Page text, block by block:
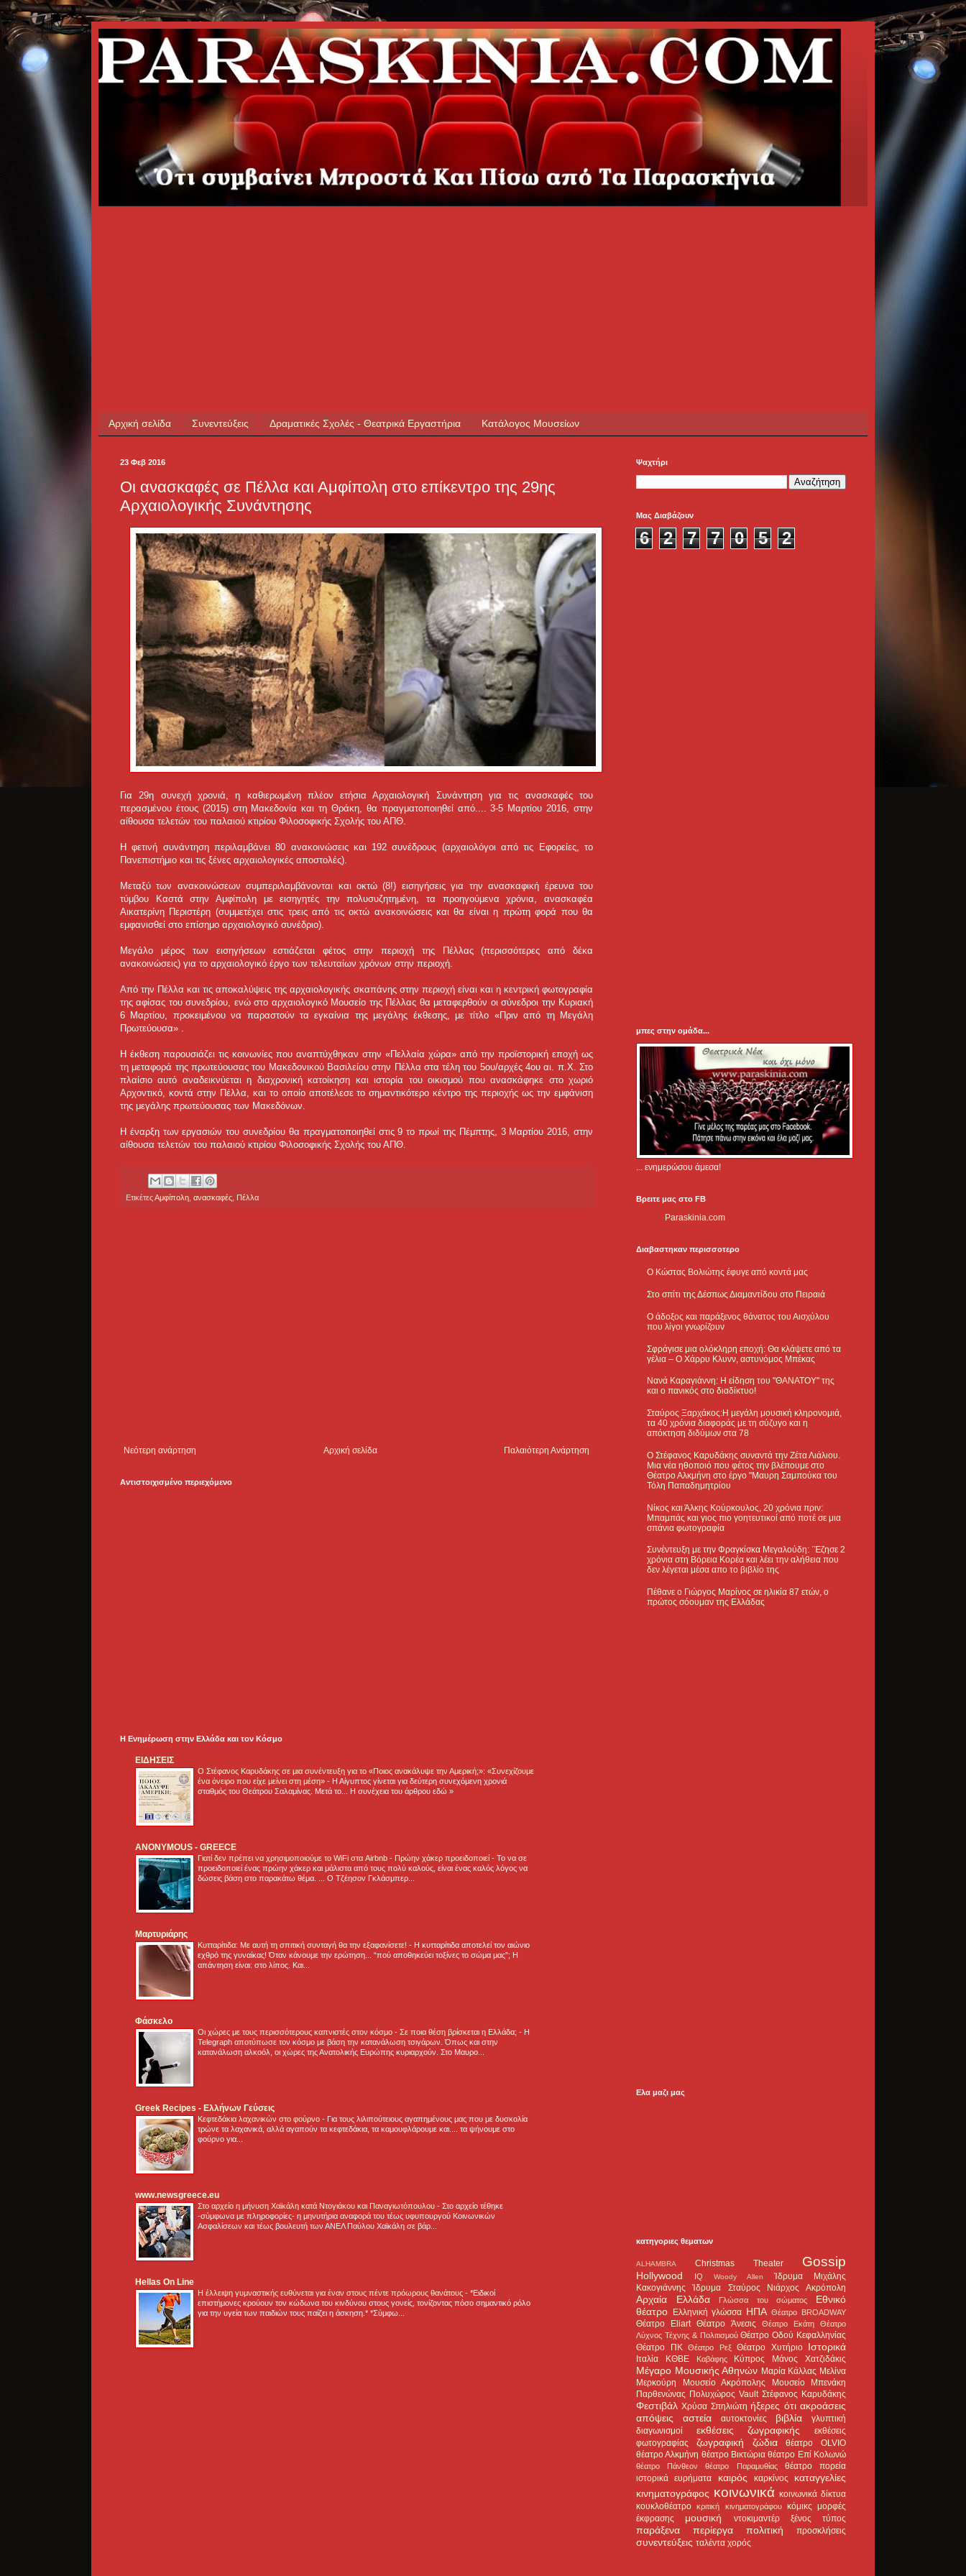
Αρχική σελίδα Συνεντεύξεις Δραματικές Σχολές - Θεατρικά Εργαστήρια Κατάλογος Μουσείων
23 Φεβ 2016
Οι ανασκαφές σε Πέλλα και Αμφίπολη στο επίκεντρο της 29ης
Αρχαιολογικής Συνάντησης
Για 29η συνεχή χρονιά, η καθιερωμένη πλέον ετήσια Αρχαιολογική Συνάντηση για τις ανασκαφές του
περασμένου έτους (2015) στη Μακεδονία και τη Θράκη, θα πραγματοποιηθεί από.... 3-5 Μαρτίου 2016, στην
αίθουσα τελετών του παλαιού κτιρίου Φιλοσοφικής Σχολής του ΑΠΘ.
Η φετινή συνάντηση περιλαμβάνει 80 ανακοινώσεις και 192 συνέδρους (αρχαιολόγοι από τις Εφορείες, το
Πανεπιστήμιο και τις ξένες αρχαιολογικές αποστολές).
Μεταξύ των ανακοινώσεων συμπεριλαμβάνονται και οκτώ (8!) εισηγήσεις για την ανασκαφική έρευνα του
τύμβου Καστά στην Αμφίπολη με εισηγητές την πολυσυζητημένη, τα προηγούμενα χρόνια, ανασκαφέα
Αικατερίνη Περιστέρη (συμμετέχει στις τρεις από τις οκτώ ανακοινώσεις και θα είναι η πρώτη φορά που θα
εμφανισθεί στο επίσημο αρχαιολογικό συνέδριο).
Μεγάλο μέρος των εισηγήσεων εστιάζεται φέτος στην περιοχή της Πέλλας (περισσότερες από δέκα
ανακοινώσεις) για το αρχαιολογικό έργο των τελευταίων χρόνων στην περιοχή.
Από την Πέλλα και τις αποκαλύψεις της αρχαιολογικής σκαπάνης στην περιοχή είναι και η κεντρική φωτογραφία
της αφίσας του συνεδρίου, ενώ στο αρχαιολογικό Μουσείο της Πέλλας θα μεταφερθούν οι σύνεδροι την Κυριακή
6 Μαρτίου, προκειμένου να παραστούν τα εγκαίνια της μεγάλης έκθεσης, με τίτλο «Πριν από τη Μεγάλη
Πρωτεύουσα» .
Η έκθεση παρουσιάζει τις κοινωνίες που αναπτύχθηκαν στην «Πελλαία χώρα» από την προϊστορική εποχή ως
τη μεταφορά της πρωτεύουσας του Μακεδονικού Βασιλείου στην Πέλλα στα τέλη του 5ου/αρχές 4ου αι. π.Χ. Στο
πλαίσιο αυτό αναδεικνύεται η διαχρονική κατοίκηση και ιστορία του οικισμού που ανασκάφηκε στο χωριό
Αρχοντικό, κοντά στην Πέλλα, και το οποίο αποτέλεσε το σημαντικότερο κέντρο της περιοχής ως την εμφάνιση
της μεγάλης πρωτεύουσας των Μακεδόνων.
Η έναρξη των εργασιών του συνεδρίου θα πραγματοποιηθεί στις 9 το πρωί της Πέμπτης, 3 Μαρτίου 2016, στην
αίθουσα τελετών του παλαιού κτιρίου Φιλοσοφικής Σχολής του ΑΠΘ.
ΕτικέτεςΑμφίπολη ανασκαφές Πέλλα
Νεότερη ανάρτηση Παλαιότερη Ανάρτηση
Αρχική σελίδα
Αντιστοιχισμένο περιεχόμενο
Η Ενημέρωση στην Ελλάδα και τoν Κόσμο
ΕΙΔΗΣΕΙΣ
Ο Στέφανος Καρυδάκης σε μια συνέντευξη για το «Ποιος ανακάλυψε την Αμερική;»: «Συνεχίζουμε
ένα όνειρο που είχε μείνει στη μέση» - Η Αίγυπτος γίνεται για δεύτερη συνεχόμενη χρονιά
σταθμός του Θεάτρου Σαλαμίνας. Μετά το... Η συνέχεια του άρθρου εδώ »
ANONYMOUS - GREECE
Γιατί δεν πρέπει να χρησιμοποιούμε το WiFi στα Airbnb - Πρώην χάκερ προειδοποιεί- Το να σε
προειδοποιεί ένας πρώην χάκερ και μάλιστα από τους πολύ καλούς, είναι ένας καλός λόγος να
δώσεις βάση στο παρακάτω θέμα. ... Ο Τζέησον Γκλάσμπερ...
Μαρτυριάρης
Κυτταρίτιδα: Με αυτή τη σπιτική συνταγή θα την εξαφανίσετε! - H κυτταρίτιδα αποτελεί τον αιώνιο
εχθρό της γυναίκας! Όταν κάνουμε την ερώτηση... “πού αποθηκεύει τοξίνες το σώμα μας”; Η
απάντηση είναι: στο λίπος. Και...
Φάσκελο
Οι χώρες με τους περισσότερους καπνιστές στον κόσμο - Σε ποια θέση βρίσκεται η Ελλάδα; - Η
Telegraph αποτύπωσε τον κόσμο με βάση την κατανάλωση τσιγάρων. Όπως και στην
κατανάλωση αλκοόλ, οι χώρες της Ανατολικής Ευρώπης κυριαρχούν. Στο Μαυρο...
Greek Recipes - Ελλήνων Γεύσεις
Κεφτεδάκια λαχανικών στο φούρνο - Για τους λιλιπούτειους αγαπημένους μας που με δυσκολία
τρώνε τα λαχανικά, αλλά αγαπούν τα κεφτεδάκια, τα καμουφλάρουμε και.... τα ψήνουμε στο
φούρνο για...
www.newsgreece.eu
Στο αρχείο η μήνυση Χαϊκάλη κατά Ντογιάκου και Παναγιωτόπουλου - Στο αρχείο τέθηκε
-σύμφωνα με πληροφορίες- η μηνυτήρια αναφορά του τέως υφυπουργού Κοινωνικών
Ασφαλίσεων και τέως βουλευτή των ΑΝΕΛ Παύλου Χαϊκάλη σε βάρ...
Hellas On Line
Η έλλειψη γυμναστικής ευθύνεται για έναν στους πέντε πρόωρους θανάτους - *Ειδικοί
επιστήμονες κρούουν τον κώδωνα του κινδύνου στους γονείς, τονίζοντας πόσο σημαντικό ρόλο
για την υγεία των παιδιών τους παίζει η άσκηση.* *Σύμφω...
Ψαχτήρι
Μας Διαβάζουν
6 2 7 7 0 5 2
μπες στην ομάδα...
... ενημερώσου άμεσα!
Βρειτε μας στο FB
Paraskinia.com
Διαβαστηκαν περισσοτερο
Ο Κώστας Βολιώτης έφυγε από κοντά μας
Στο σπίτι της Δέσπως Διαμαντίδου στο Πειραιά
Ο άδοξος και παράξενος θάνατος του Αισχύλου
που λίγοι γνωρίζουν
Σφράγισε μια ολόκληρη εποχή: Θα κλάψετε από τα
γέλια – Ο Χάρρυ Κλυνν, αστυνόμος Μπέκας
Νανά Καραγιάννη: Η είδηση του "ΘΑΝΑΤΟΥ" της
και ο πανικός στο διαδίκτυο!
Σταύρος Ξαρχάκος:Η μεγάλη μουσική κληρονομιά,
τα 40 χρόνια διαφοράς με τη σύζυγο και η
απόκτηση διδύμων στα 78
Ο Στέφανος Καρυδάκης συναντά την Ζέτα Λιάλιου.
Μια νέα ηθοποιό που φέτος την βλέπουμε στο
Θέατρο Αλκμήνη στο έργο "Μαυρη Σαμπούκα του
Τόλη Παπαδημητρίου
Νίκος και Άλκης Κούρκουλος, 20 χρόνια πριν:
Μπαμπάς και γιος πιο γοητευτικοί από ποτέ σε μια
σπάνια φωτογραφία
Συνέντευξη με την Φραγκίσκα Μεγαλούδη: ΄Έζησε 2
χρόνια στη Βόρεια Κορέα και λέει την αλήθεια που
δεν λέγεται μέσα απο το βιβλίο της
Πέθανε ο Γιώργος Μαρίνος σε ηλικία 87 ετών, ο
πρώτος σόουμαν της Ελλάδας
Ελα μαζι μας
κατηγοριες θεματων
ALHAMBRA Christmas Theater Gossip
Hollywood IQ Woody Allen
Ίδρυμα Μιχάλης
Κακογιάννης
Ίδρυμα Σταύρος Νιάρχος Ακρόπολη
Αρχαία Ελλάδα Γλώσσα του σώματος
Εθνικό
θέατρο Ελληνική γλώσσα ΗΠΑ Θέατρο BROADWAY
Θέατρο Eliart Θέατρο Άνεσις Θέατρο Εκάτη
Θέατρο
Λύχνος Τέχνης & Πολιτισμού Θέατρο Οδού Κεφαλληνίας
Θέατρο ΠΚ
Θέατρο Ρεξ Θέατρο Χυτήριο Ιστορικά
Ιταλία ΚΘΒΕ Καβάφης Κύπρος Μάνος Χατζιδάκις
Μέγαρο Μουσικής Αθηνών Μαρία Κάλλας Μελίνα
Μερκούρη
Μουσείο Ακρόπολης
Μουσείο Μπενάκη
Παρθενώνας Πολυχώρος Vault Στέφανος Καρυδάκης
Φεστιβάλ Χρύσα Σπηλιώτη ήξερες ότι ακροάσεις
απόψεις
αστεία αυτοκτονίες βιβλία
γλυπτική
διαγωνισμοί
εκθέσεις ζωγραφικής
εκθέσεις
φωτογραφίας
ζωγραφική ζώδια
θέατρο OLVIO
θέατρο Αλκμήνη θέατρο Βικτώρια θέατρο Επί Κολωνώ
θέατρο Πάνθεον θέατρο Παραμυθίας
θέατρο πορεία
ιστορικά ευρήματα
καιρός καρκίνος
καταγγελίες
κινηματογράφος κοινωνικά κοινωνικά δίκτυα
κουκλοθέατρο
κριτική κινηματογράφου κόμικς μορφές
έκφρασης
μουσική ντοκιμαντέρ ξένος τύπος
παράξενα περίεργα πολιτική προσκλήσεις
συνεντεύξεις ταλέντα χορός